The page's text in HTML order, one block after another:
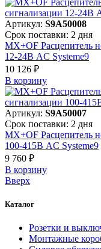
Артикул: S9A50008
Срок поставки: 2 дня
MX+OF Расцепитель
12-24В AC Systeme9
10 126 ₽
В корзинy
Артикул: S9A50007
Срок поставки: 2 дня
MX+OF Расцепитель
100-415В AC Systeme9
9 760 ₽
В корзинy
Вверх
Каталог
Розетки и
Монтажные